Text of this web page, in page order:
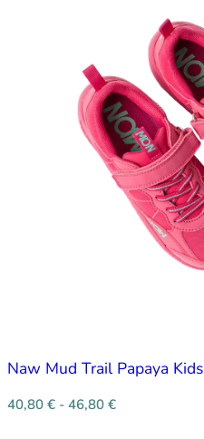
Naw Mud Trail Papaya Kids
40,80 € - 46,80 €